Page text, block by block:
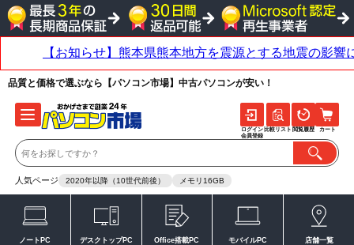
品質と価格で選ぶなら【パソコン市場】中古パソコンが安い！
人気ページ 2020年以降（10世代前後） メモリ16GB
ログイン
会員登録
比較リスト 閲覧履歴 カート
ノートPC デスクトップPC Office搭載PC モバイルPC 店舗一覧